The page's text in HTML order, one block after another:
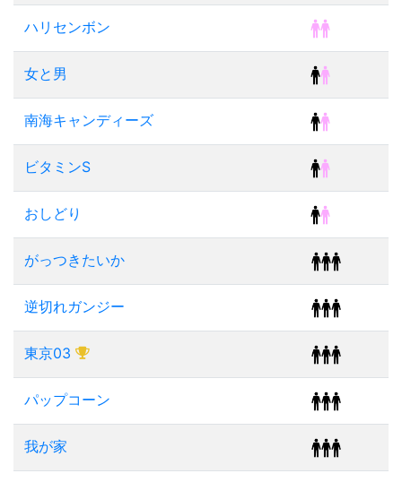
ハリセンボン
女と男
南海キャンディーズ
ビタミンS
おしどり
がっつきたいか
逆切れガンジー
東京03
パップコーン
我が家